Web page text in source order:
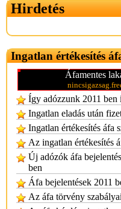
Hirdetés
Ingatlan értékesítés
Áfamentes
Így adózzunk 2011 ben
Ingatlan eladás után
Ingatlan értékesítés áfa
Az ingatlan értékesítés
Új adózók áfa
ben
Áfa bejelentések 2011
Az áfa törvény